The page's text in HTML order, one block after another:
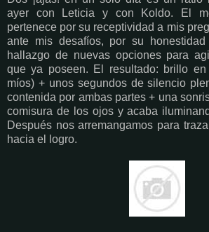
ayer con Leticia y con Koldo. El
pertenece por su receptividad a mis
ante mis desafíos, por su
hallazgo de nuevas opciones para
que ya poseen. El resultado: brillo
míos) + unos segundos de silencio
contenida por ambas partes + una
comisura de los ojos y acaba
Después nos arremangamos para
hacia el logro.